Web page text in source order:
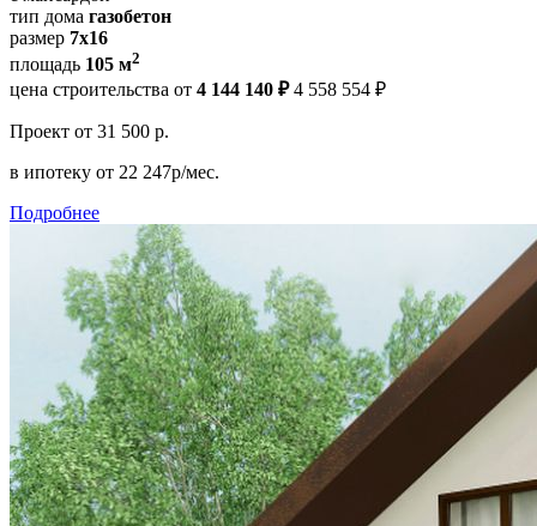
тип дома газобетон
размер 7х16
площадь 105 м2
цена строительства от 4 144 140 ₽ 4 558 554 ₽
Проект от 31 500 р.
в ипотеку от 22 247р/мес.
Подробнее